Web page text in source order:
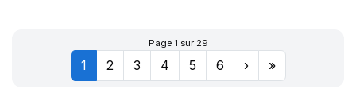
Page 1 sur 29
1 2 3 4 5 6 › »